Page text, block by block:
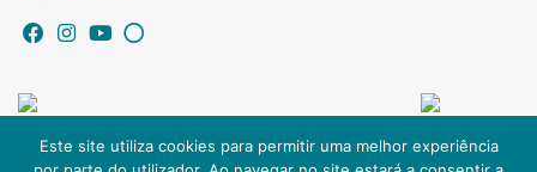
Este site utiliza cookies para permitir uma melhor experiência